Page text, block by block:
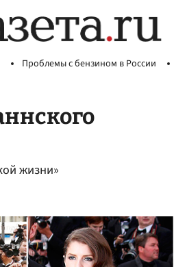
Проблемы с бензином в России
жизни»